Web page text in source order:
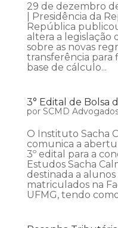
29 de dezembro
| Presidência da
República
altera a legislação
sobre as novas
transferência para
base de cálculo...
3° Edital de Bolsa
por SCMD
O Instituto Sacha
comunica a
3º edital para a
Estudos Sacha
destinada a
matriculados na
UFMG, tendo